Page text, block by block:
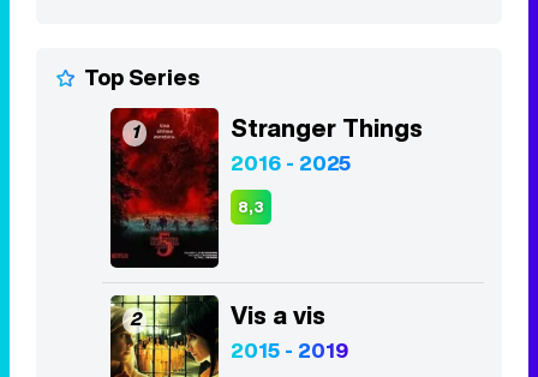
Top Series
1 Stranger Things
2016 - 2025
8,3
2 Vis a vis
2015 - 2019